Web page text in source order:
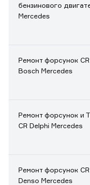
бензинового
Mercedes
Ремонт форсунок CR
Bosch Mercedes
Ремонт форсунок и
CR Delphi Mercedes
Ремонт форсунок CR
Denso Mercedes